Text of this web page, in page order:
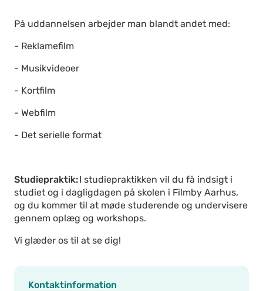
På uddannelsen arbejder man blandt andet med:
- Reklamefilm
- Musikvideoer
- Kortfilm
- Webfilm
- Det serielle format
Studiepraktik:I studiepraktikken vil du få indsigt i
studiet og i dagligdagen på skolen i Filmby Aarhus,
og du kommer til at møde studerende og undervisere
gennem oplæg og workshops.
Vi glæder os til at se dig!
Kontaktinformation